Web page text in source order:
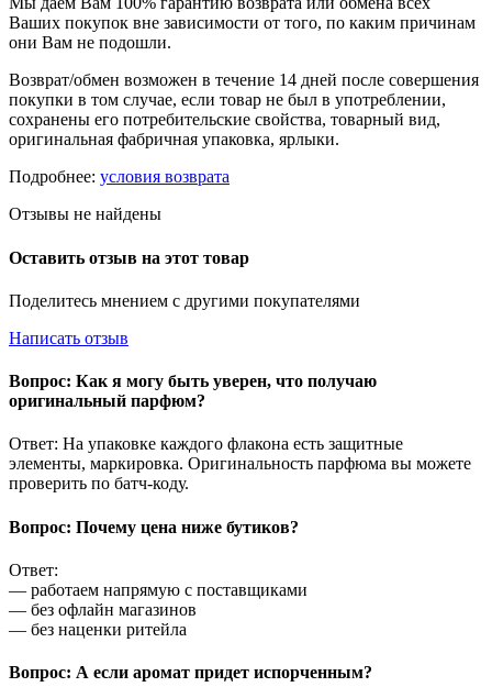
Ваших покупок вне зависимости от того, по каким причинам
они Вам не подошли.
Возврат/обмен возможен в течение 14 дней после совершения
покупки в том случае, если товар не был в употреблении,
сохранены его потребительские свойства, товарный вид,
оригинальная фабричная упаковка, ярлыки.
Подробнее: условия возврата
Отзывы не найдены
Оставить отзыв на этот товар
Поделитесь мнением с другими покупателями
Написать отзыв
Вопрос: Как я могу быть уверен, что получаю
оригинальный парфюм?
Ответ: На упаковке каждого флакона есть защитные
элементы, маркировка. Оригинальность парфюма вы можете
проверить по батч-коду.
Вопрос: Почему цена ниже бутиков?
Ответ:
— работаем напрямую с поставщиками
— без офлайн магазинов
— без наценки ритейла
Вопрос: А если аромат придет испорченным?